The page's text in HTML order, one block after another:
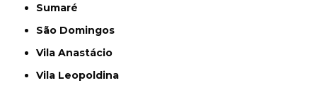
Sumaré
São Domingos
Vila Anastácio
Vila Leopoldina